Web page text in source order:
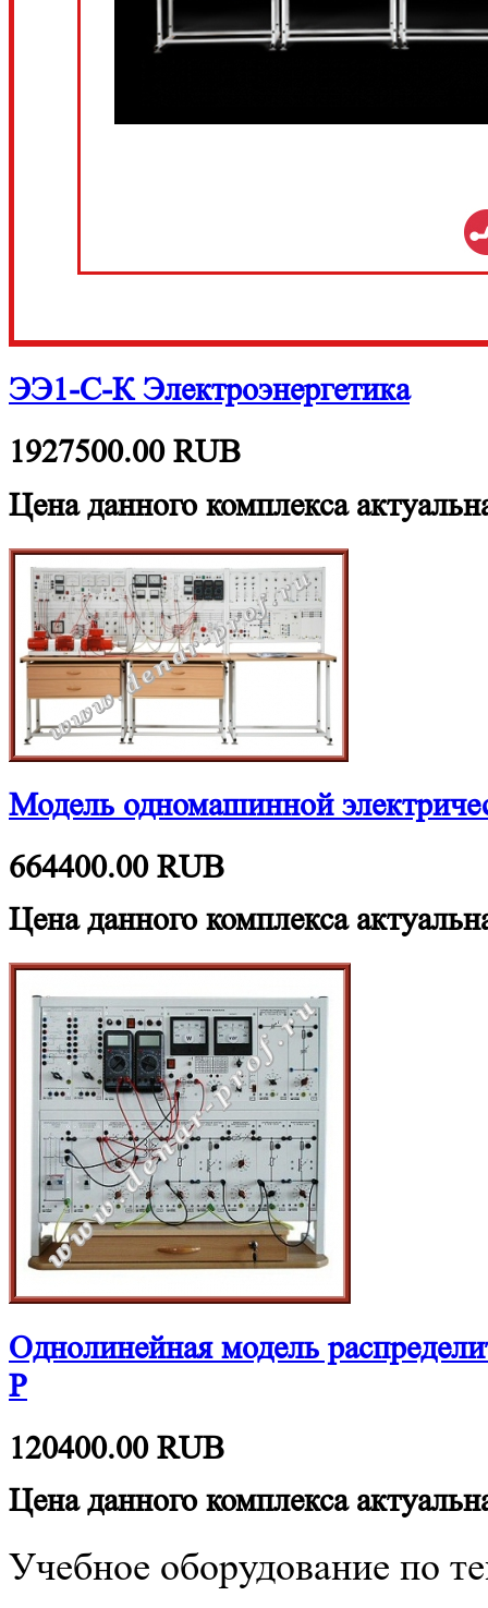
ЭЭ1-С-К Электроэнергетика
1927500.00RUB
Цена данного комплекса
Модель одномашинной
664400.00RUB
Цена данного комплекса
Однолинейная модель
Р
120400.00RUB
Цена данного комплекса
Учебное оборудование по